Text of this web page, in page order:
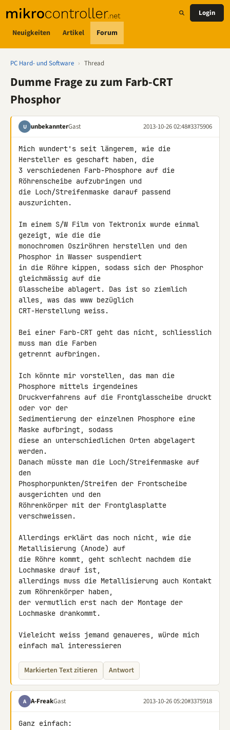
Neuigkeiten Artikel Forum
Login
PC Hard- und Software › Thread
Dumme Frage zu zum Farb-CRT
Phosphor
U unbekannterGast 2013-10-26 02:48#3375906
Mich wundert's seit längerem, wie die
Hersteller es geschaft haben, die
3 verschiedenen Farb-Phosphore auf die
Röhrenscheibe aufzubringen und
die Loch/Streifenmaske darauf passend
auszurichten.
Im einem S/W Film von Tektronix wurde einmal
gezeigt, wie die die
monochromen Osziröhren herstellen und den
Phosphor in Wasser suspendiert
in die Röhre kippen, sodass sich der Phosphor
gleichmässig auf die
Glasscheibe ablagert. Das ist so ziemlich
alles, was das www bezüglich
CRT-Herstellung weiss.
Bei einer Farb-CRT geht das nicht, schliesslich
muss man die Farben
getrennt aufbringen.
Ich könnte mir vorstellen, das man die
Phosphore mittels irgendeines
Druckverfahrens auf die Frontglasscheibe druckt
oder vor der
Sedimentierung der einzelnen Phosphore eine
Maske aufbringt, sodass
diese an unterschiedlichen Orten abgelagert
werden.
Danach müsste man die Loch/Streifenmaske auf
den
Phosphorpunkten/Streifen der Frontscheibe
ausgerichten und den
Röhrenkörper mit der Frontglasplatte
verschweissen.
Allerdings erklärt das noch nicht, wie die
Metallisierung (Anode) auf
die Röhre kommt, geht schlecht nachdem die
Lochmaske drauf ist,
allerdings muss die Metallisierung auch Kontakt
zum Röhrenkörper haben,
der vermutlich erst nach der Montage der
Lochmaske drankommt.
Vieleicht weiss jemand genaueres, würde mich
einfach mal interessieren
Markierten Text zitieren Antwort
A A-FreakGast 2013-10-26 05:20#3375918
Ganz einfach: